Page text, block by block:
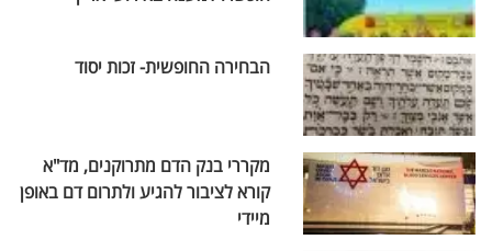
הבחירה החופשית- זכות יסוד
מקררי בנק הדם מתרוקנים, מד"א
קורא לציבור להגיע ולתרום דם באופן
מיידי